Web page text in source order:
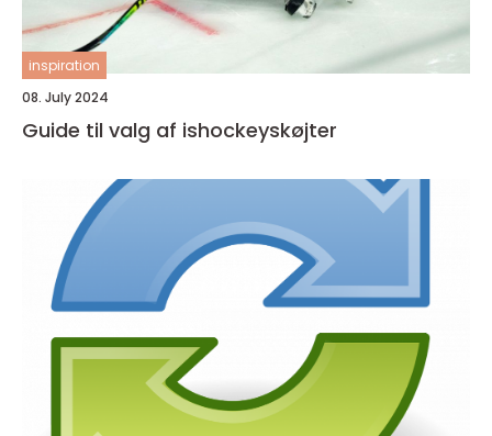
inspiration
08. July 2024
Guide til valg af ishockeyskøjter